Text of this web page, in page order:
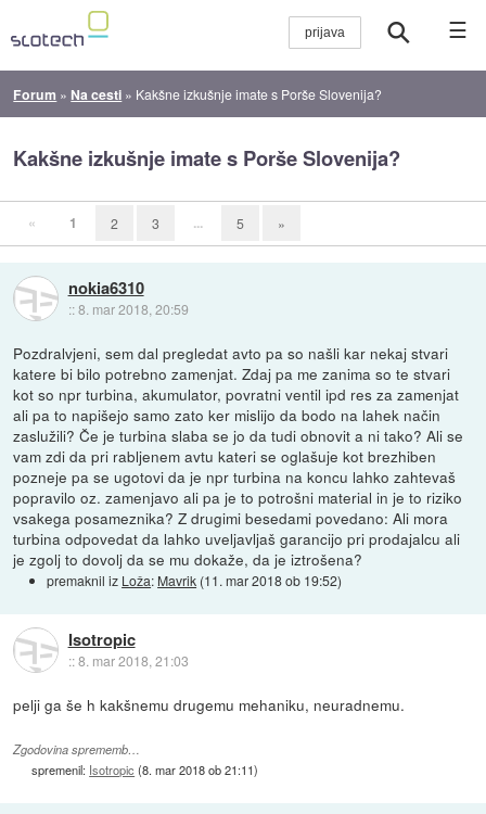
☰
Forum » Na cesti » Kakšne izkušnje imate s Porše Slovenija?
Kakšne izkušnje imate s Porše Slovenija?
« 1 2 3 ... 5 »
nokia6310
::8. mar 2018, 20:59
Pozdralvjeni, sem dal pregledat avto pa so našli kar nekaj stvari
katere bi bilo potrebno zamenjat. Zdaj pa me zanima so te stvari
kot so npr turbina, akumulator, povratni ventil ipd res za zamenjat
ali pa to napišejo samo zato ker mislijo da bodo na lahek način
zaslužili? Če je turbina slaba se jo da tudi obnovit a ni tako? Ali se
vam zdi da pri rabljenem avtu kateri se oglašuje kot brezhiben
pozneje pa se ugotovi da je npr turbina na koncu lahko zahtevaš
popravilo oz. zamenjavo ali pa je to potrošni material in je to riziko
vsakega posameznika? Z drugimi besedami povedano: Ali mora
turbina odpovedat da lahko uveljavljaš garancijo pri prodajalcu ali
je zgolj to dovolj da se mu dokaže, da je iztrošena?
premaknil iz Loža: Mavrik (11. mar 2018 ob 19:52)
Isotropic
::8. mar 2018, 21:03
pelji ga še h kakšnemu drugemu mehaniku, neuradnemu.
Zgodovina sprememb…
spremenil: Isotropic (8. mar 2018 ob 21:11)